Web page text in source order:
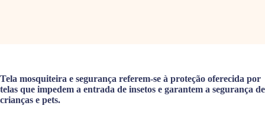
Tela mosquiteira e segurança referem-se à proteção oferecida por
telas que impedem a entrada de insetos e garantem a segurança de
crianças e pets.